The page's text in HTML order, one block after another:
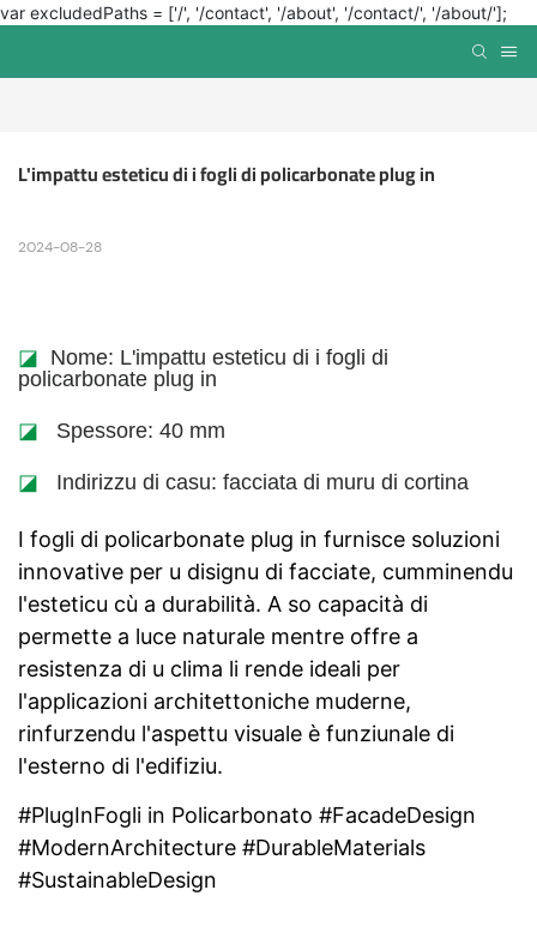
var excludedPaths = ['/', '/contact', '/about', '/contact/', '/about/'];
L'impattu esteticu di i fogli di policarbonate plug in
2024-08-28
◪ Nome: L'impattu esteticu di i fogli di
policarbonate plug in
◪ Spessore: 40 mm
◪ Indirizzu di casu: facciata di muru di cortina
I fogli di policarbonate plug in furnisce soluzioni
innovative per u disignu di facciate, cumminendu
l'esteticu cù a durabilità. A so capacità di
permette a luce naturale mentre offre a
resistenza di u clima li rende ideali per
l'applicazioni architettoniche muderne,
rinfurzendu l'aspettu visuale è funziunale di
l'esterno di l'edifiziu.
#PlugInFogli in Policarbonato #FacadeDesign
#ModernArchitecture #DurableMaterials
#SustainableDesign